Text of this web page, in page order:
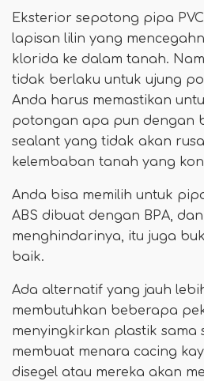
Eksterior sepotong pipa
lapisan lilin yang
klorida ke dalam tanah.
tidak berlaku untuk ujung
Anda harus memastikan
potongan apa pun dengan
sealant yang tidak akan
kelembaban tanah yang
Anda bisa memilih untuk
ABS dibuat dengan BPA,
menghindarinya, itu juga
baik.
Ada alternatif yang jauh
membutuhkan beberapa
menyingkirkan plastik sama
membuat menara cacing
disegel atau mereka akan